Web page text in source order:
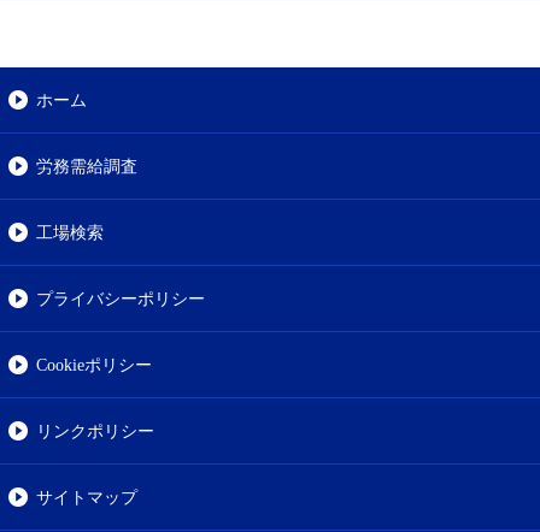
ホーム
労務需給調査
工場検索
プライバシーポリシー
Cookieポリシー
リンクポリシー
サイトマップ